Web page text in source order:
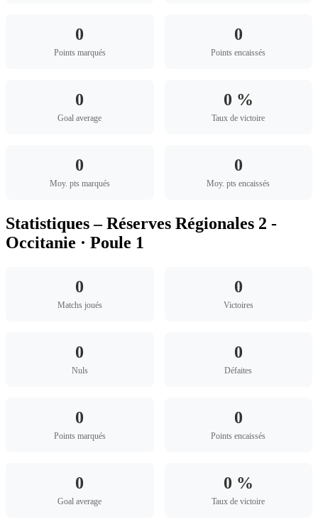
0
Points marqués
0
Points encaissés
0
Goal average
0 %
Taux de victoire
0
Moy. pts marqués
0
Moy. pts encaissés
Statistiques – Réserves Régionales 2 -
Occitanie · Poule 1
0
Matchs joués
0
Victoires
0
Nuls
0
Défaites
0
Points marqués
0
Points encaissés
0
Goal average
0 %
Taux de victoire